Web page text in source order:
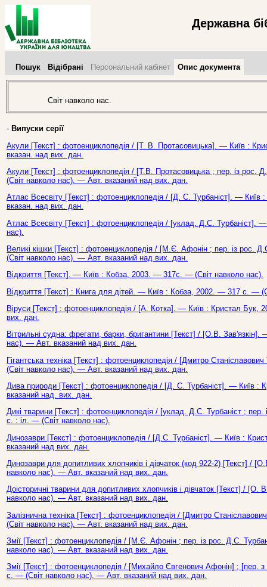
Державна
Пошук Відібрані Персональний кабінет Опис документа
Світ навколо нас.
- Випуски серії
Акули [Текст] : фотоенциклопедія / [Т. В. Протасовицька]. — Київ :
вказан. над вих. дан.
Акули [Текст] : фотоенциклопедія / [Т.В. Протасовицька ; пер. із
(Світ навколо нас). — Авт. вказаний над вих. дан.
Атлас Всесвіту [Текст] : фотоенциклопедія / [Д. С. Турбаніст]. —
вказан. над вих. дан.
Атлас Всесвіту [Текст] : фотоенциклопедія / [уклад. Д.С.
нас).
Великі кішки [Текст] : фотоенциклопедія / [М.Є. Афонін ; пер. із
(Світ навколо нас). — Авт. вказаний над вих. дан.
Відкриття [Текст]. — Київ : Кобза, 2003. — 317с. — (Світ навколо нас).
Відкриття [Текст] : Книга для дітей. — Київ : Кобза, 2002. — 317 с. —
Віруси [Текст] : фотоенциклопедія / [А. Котка]. — Київ : Кристал
вих. дан.
Вітрильні судна: фрегати, барки, бригантини [Текст] / [О.В.
нас). — Авт. вказаний над вих. дан.
Гігантська техніка [Текст] : фотоенциклопедія / [Дмитро
(Світ навколо нас). — Авт. вказаний над вих. дан.
Дива природи [Текст] : фотоенциклопедія / [Д. С. Турбаніст]. — Київ
вказаний над. вих. дан.
Дикі тварини [Текст] : фотоенциклопедія / [уклад. Д.С. Турбаніст ;
с. : іл. — (Світ навколо нас).
Динозаври [Текст] : фотоенциклопедія / [Д.С. Турбаніст]. — Київ :
вказаний над вих. дан.
Динозаври для допитливих хлопчиків і дівчаток (код 922-2) [Текст]
навколо нас). — Авт. вказаний над вих. дан.
Доісторичні тварини для допитливих хлопчиків і дівчаток [Текст] /
навколо нас). — Авт. вказаний над вих. дан.
Залізнична техніка [Текст] : фотоенциклопедія / [Дмитро
(Світ навколо нас). — Авт. вказаний над вих. дан.
Змії [Текст] : фотоенциклопедія / [М.Є. Афонін ; пер. із рос. Д.С.
навколо нас). — Авт. вказаний над вих. дан.
Змії [Текст] : фотоенциклопедія / [Михайло Євгенович Афонін] ;
с. — (Світ навколо нас). — Авт. вказаний над вих. дан.